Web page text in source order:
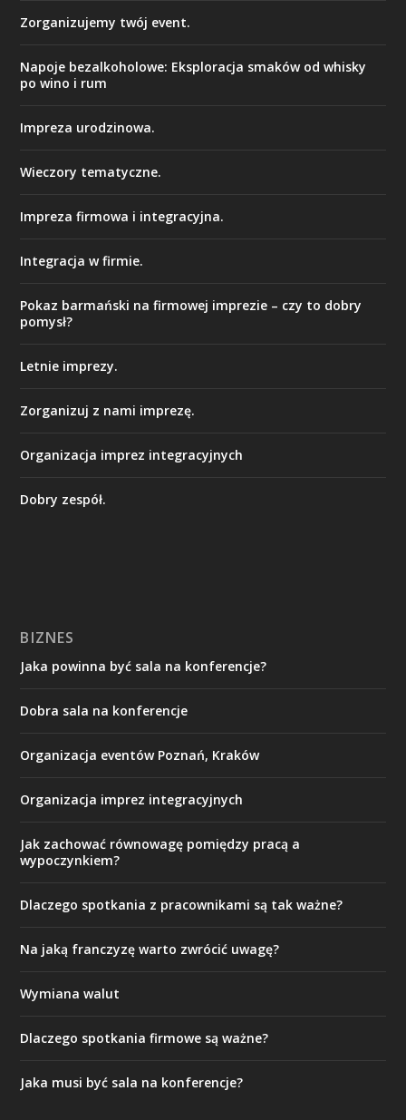
Zorganizujemy twój event.
Napoje bezalkoholowe: Eksploracja smaków od whisky
po wino i rum
Impreza urodzinowa.
Wieczory tematyczne.
Impreza firmowa i integracyjna.
Integracja w firmie.
Pokaz barmański na firmowej imprezie – czy to dobry
pomysł?
Letnie imprezy.
Zorganizuj z nami imprezę.
Organizacja imprez integracyjnych
Dobry zespół.
BIZNES
Jaka powinna być sala na konferencje?
Dobra sala na konferencje
Organizacja eventów Poznań, Kraków
Organizacja imprez integracyjnych
Jak zachować równowagę pomiędzy pracą a
wypoczynkiem?
Dlaczego spotkania z pracownikami są tak ważne?
Na jaką franczyzę warto zwrócić uwagę?
Wymiana walut
Dlaczego spotkania firmowe są ważne?
Jaka musi być sala na konferencje?